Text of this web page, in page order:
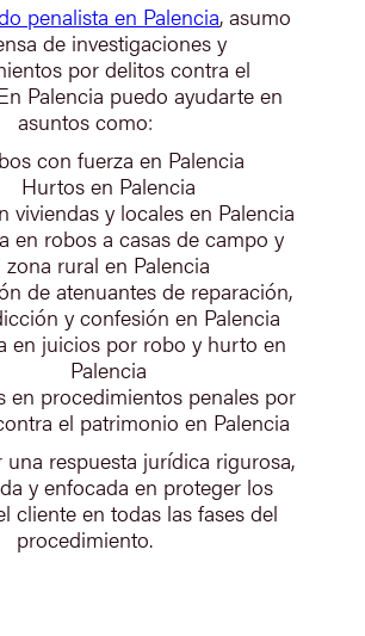
penalista en Palencia, asumo
de investigaciones y
por delitos contra el
Palencia puedo ayudarte en
asuntos como:
con fuerza en Palencia
Hurtos en Palencia
viviendas y locales en Palencia
en robos a casas de campo y
zona rural en Palencia
de atenuantes de reparación,
y confesión en Palencia
en juicios por robo y hurto en
Palencia
en procedimientos penales por
el patrimonio en Palencia
una respuesta jurídica rigurosa,
y enfocada en proteger los
cliente en todas las fases del
procedimiento.